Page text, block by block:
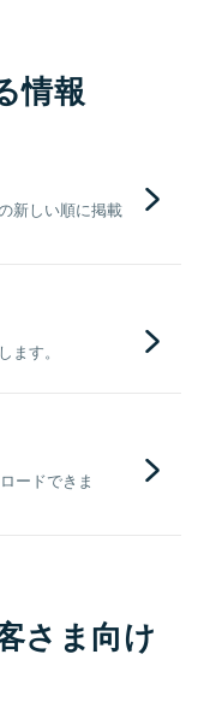
情報
新しい順に掲載
す。
ードできま
さま向け